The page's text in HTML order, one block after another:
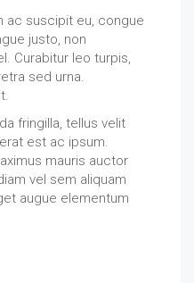
ac suscipit eu, congue
justo, non
Curabitur leo turpis,
sed urna.
fringilla, tellus velit
est ac ipsum.
mauris auctor
vel sem aliquam
augue elementum